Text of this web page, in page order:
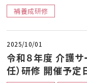
補養成研修
2025/10/01
令和８年度 介護サ
任）研修 開催予定